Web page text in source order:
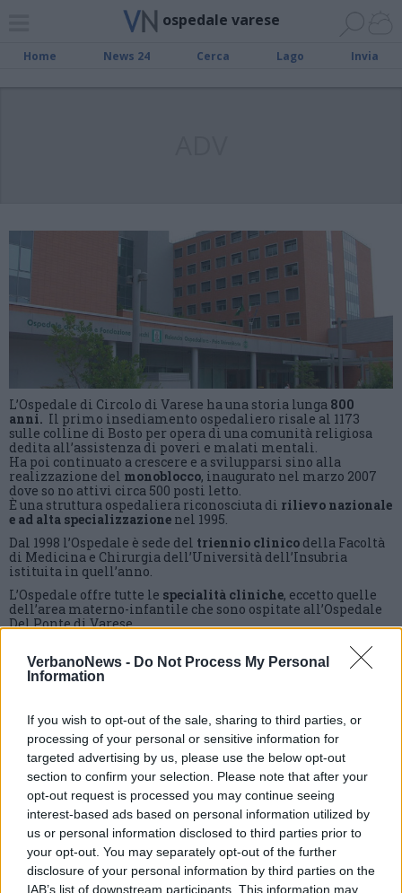
VerbanoNews - Do Not Process My Personal
Information
If you wish to opt-out of the sale, sharing to third parties, or
processing of your personal or sensitive information for
targeted advertising by us, please use the below opt-out
section to confirm your selection. Please note that after your
opt-out request is processed you may continue seeing
interest-based ads based on personal information utilized by
us or personal information disclosed to third parties prior to
your opt-out. You may separately opt-out of the further
disclosure of your personal information by third parties on the
IAB’s list of downstream participants. This information may
ospedale varese
Home News 24 Cerca Lago Invia
L’Ospedale di Circolo di Varese ha una storia lunga 800
anni. Il primo insediamento ospedaliero risale al 1173
sulle colline di Bosto per opera di una comunità religiosa
dedita all’assistenza di poveri e malati mentali.
Ha poi continuato a crescere e a svilupparsi sino alla
realizzazione del monoblocco, inaugurato nel marzo 2007
dove so no attivi circa 500 posti letto.
È una struttura ospedaliera riconosciuta di rilievo nazionale
e ad alta specializzazione nel 1995.
Dal 1998 l’Ospedale è sede del triennio clinico della Facoltà
di Medicina e Chirurgia dell’Università dell’Insubria
istituita in quell’anno.
L’Ospedale offre tutte le specialità cliniche, eccetto quelle
dell’area materno-infantile che sono ospitate all’Ospedale
Del Ponte di Varese.